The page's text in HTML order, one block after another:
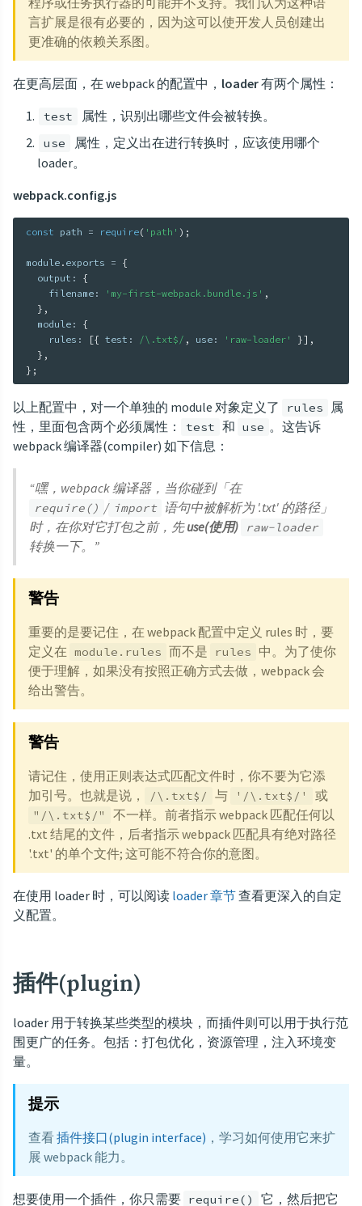
言扩展是很有必要的，因为这可以使开发人员创建出
更准确的依赖关系图。
在更高层面，在 webpack 的配置中， loader有两个属性：
test 属性，识别出哪些文件会被转换。
use
属性，定义出在进行转换时，应该使用哪个
loader。
webpack.config.js
const path = require( 'path' ) ;
module . exports = {
  output
:
{
    filename
: 'my-first-webpack.bundle.js' ,
} ,
  module
:
{
    rules
: [{ test : /\.txt$/ , use : 'raw-loader' }] ,
} ,
} ;
以上配置中，对一个单独的 module 对象定义了 rules
属
性，里面包含两个必须属性：
test 和 use 。这告诉
webpack 编译器(compiler) 如下信息：
“嘿，webpack 编译器，当你碰到「在
require() / import
语句中被解析为 '.txt' 的路径」
时，在你对它打包之前，先use(使用) raw-loader
转换一下。”
警告
重要的是要记住，在 webpack 配置中定义 rules 时，要
定义在 module.rules 而不是 rules
中。为了使你
便于理解，如果没有按照正确方式去做，webpack 会
给出警告。
警告
请记住，使用正则表达式匹配文件时，你不要为它添
加引号。也就是说，
/\.txt$/ 与 '/\.txt$/' 或
"/\.txt$/"
不一样。前者指示 webpack 匹配任何以
.txt 结尾的文件，后者指示 webpack 匹配具有绝对路径
'.txt' 的单个文件; 这可能不符合你的意图。
在使用 loader 时，可以阅读 loader 章节查看更深入的自定
义配置。
插件(plugin)
loader 用于转换某些类型的模块，而插件则可以用于执行范
围更广的任务。包括：打包优化，资源管理，注入环境变
量。
提示
查看插件接口(plugin interface) ，学习如何使用它来扩
展 webpack 能力。
想要使用一个插件，你只需要 require()
它，然后把它